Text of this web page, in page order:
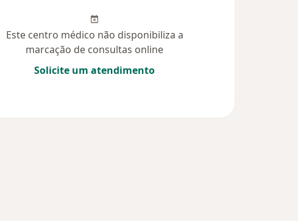
Este centro médico não disponibiliza a
marcação de consultas online
Solicite um atendimento